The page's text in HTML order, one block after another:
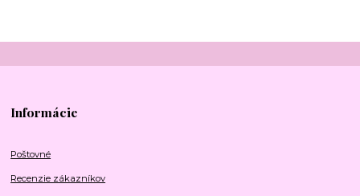
Informácie
Poštovné
Recenzie zákazníkov